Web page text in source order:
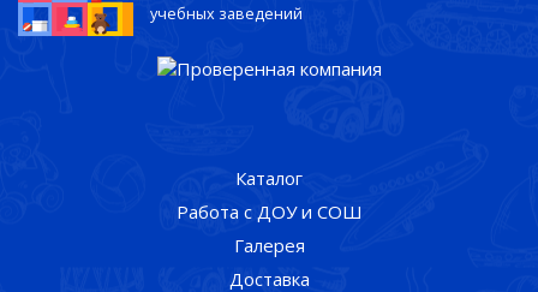
учебных заведений
Каталог
Работа с ДОУ и СОШ
Галерея
Доставка